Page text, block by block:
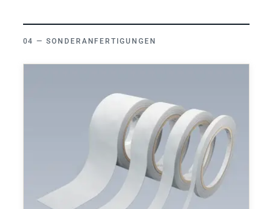
SONDERANFERTIGUNGEN